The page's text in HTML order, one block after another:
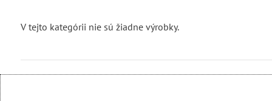
V tejto kategórii nie sú žiadne výrobky.